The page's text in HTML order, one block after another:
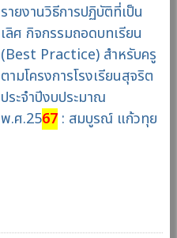
รายงานวิธีการปฏิบัติที่เป็น
เลิศ กิจกรรมถอดบทเรียน
(Best Practice) สำหรับครู
ตามโครงการโรงเรียนสุจริต
ประจำปีงบประมาณ
พ.ศ.2567: สมบูรณ์ แก้วทุย